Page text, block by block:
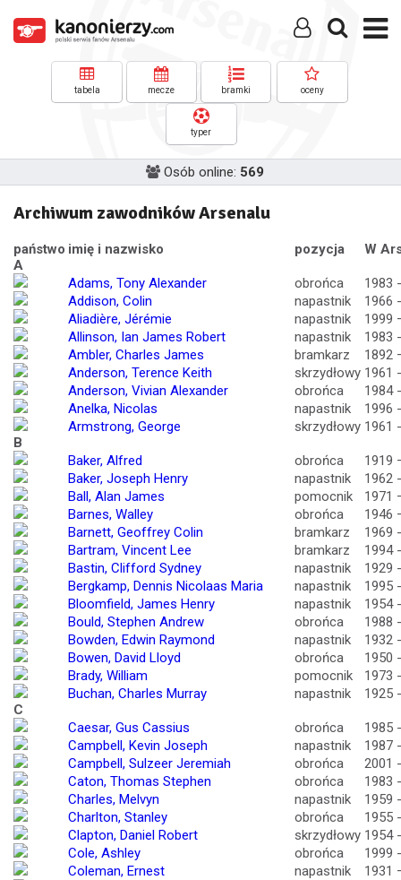
tabela mecze bramki oceny
typer
Osób online: 569
Archiwum zawodników Arsenalu
państwo imię i nazwisko pozycja
W
A
Adams, Tony Alexander
obrońca
1983
Addison, Colin
napastnik
1966
Aliadière, Jérémie
napastnik
1999
Allinson, Ian James Robert
napastnik
1983
Ambler, Charles James
bramkarz
1892
Anderson, Terence Keith
skrzydłowy 1961
Anderson, Vivian Alexander
obrońca
1984
Anelka, Nicolas
napastnik
1996
Armstrong, George
skrzydłowy 1961
B
Baker, Alfred
obrońca
1919
Baker, Joseph Henry
napastnik
1962
Ball, Alan James
pomocnik
1971
Barnes, Walley
obrońca
1946
Barnett, Geoffrey Colin
bramkarz
1969
Bartram, Vincent Lee
bramkarz
1994
Bastin, Clifford Sydney
napastnik
1929
Bergkamp, Dennis Nicolaas Maria
napastnik
1995
Bloomfield, James Henry
napastnik
1954
Bould, Stephen Andrew
obrońca
1988
Bowden, Edwin Raymond
napastnik
1932
Bowen, David Lloyd
obrońca
1950
Brady, William
pomocnik
1973
Buchan, Charles Murray
napastnik
1925
C
Caesar, Gus Cassius
obrońca
1985
Campbell, Kevin Joseph
napastnik
1987
Campbell, Sulzeer Jeremiah
obrońca
2001
Caton, Thomas Stephen
obrońca
1983
Charles, Melvyn
napastnik
1959
Charlton, Stanley
obrońca
1955
Clapton, Daniel Robert
skrzydłowy 1954
Cole, Ashley
obrońca
1999
Coleman, Ernest
napastnik
1931